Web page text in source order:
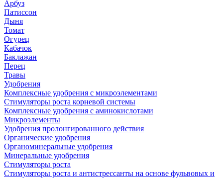
Арбуз
Патиссон
Дыня
Томат
Огурец
Кабачок
Баклажан
Перец
Травы
Удобрения
Комплексные удобрения с микроэлементами
Стимуляторы роста корневой системы
Комплексные удобрения с аминокислотами
Микроэлементы
Удобрения пролонгированного действия
Органические удобрения
Органоминеральные удобрения
Минеральные удобрения
Стимуляторы роста
Стимуляторы роста и антистрессанты на основе фульвовых и